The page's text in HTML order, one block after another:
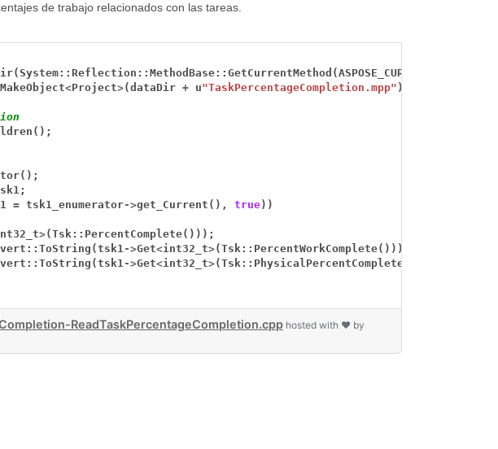
de trabajo relacionados con las tareas.
<Project>(dataDir + u"TaskPercentageCompletion.mpp" );
= tsk1_enumerator->get_Current(), true))
>(Tsk::PercentComplete()));
->Get<int32_t>(Tsk::PercentWorkComplete())));
->Get<int32_t>(Tsk::PhysicalPercentComplete())));
ReadTaskPercentageCompletion.cpp hosted with ❤ by